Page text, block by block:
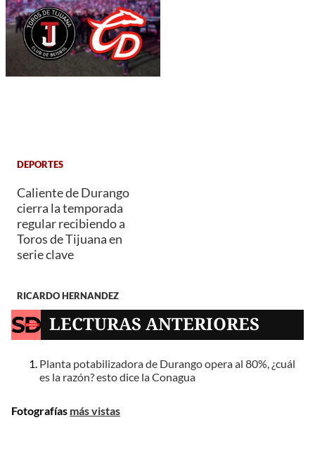
DEPORTES
Caliente de Durango
cierra la temporada
regular recibiendo a
Toros de Tijuana en
serie clave
RICARDO HERNANDEZ
LECTURAS ANTERIORES
Planta potabilizadora de Durango opera al 80%, ¿cuál
es la razón? esto dice la Conagua
Fotografías más vistas